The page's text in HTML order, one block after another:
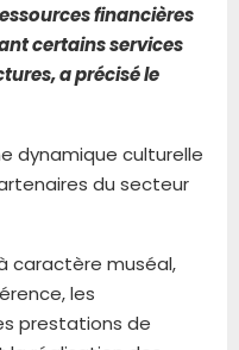
financières
certains services
a précisé le
dynamique culturelle
du secteur
caractère muséal,
les
prestations de